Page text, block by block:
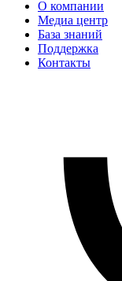
О компании
Медиа центр
База знаний
Поддержка
Контакты